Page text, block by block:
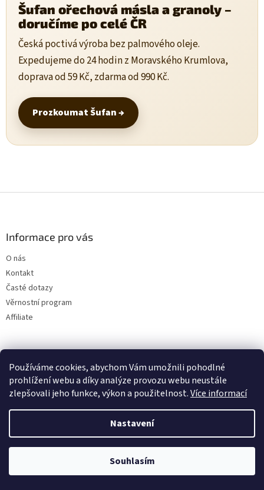
Používáme cookies, abychom Vám umožnili pohodlné
prohlížení webu a díky analýze provozu webu neustále
zlepšovali jeho funkce, výkon a použitelnost.Více informací
Nastavení
Souhlasím
Šufan ořechová másla a granoly –
doručíme po celé ČR
Česká poctivá výroba bez palmového oleje.
Expedujeme do 24 hodin z Moravského Krumlova,
doprava od 59 Kč, zdarma od 990 Kč.
Prozkoumat Šufan →
Informace pro vás
O nás
Kontakt
Časté dotazy
Věrnostní program
Affiliate
Pro firmy
Káva do firem
Logo na kávu
Kávovary pro kanceláře
Firemní benefit: Káva pro zaměstnance